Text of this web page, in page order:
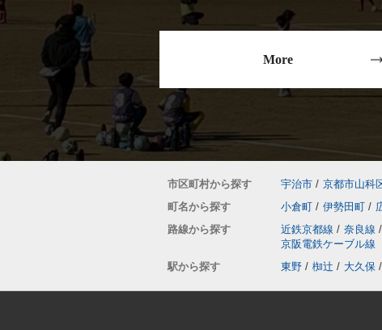
More
市区町村から探す 宇治市 / 京都市山科
町名から探す
小倉町 / 伊勢田町 /
路線から探す
近鉄京都線 / 奈良線 /
京阪電鉄ケーブル線
駅から探す
東野 / 椥辻 / 大久保 /